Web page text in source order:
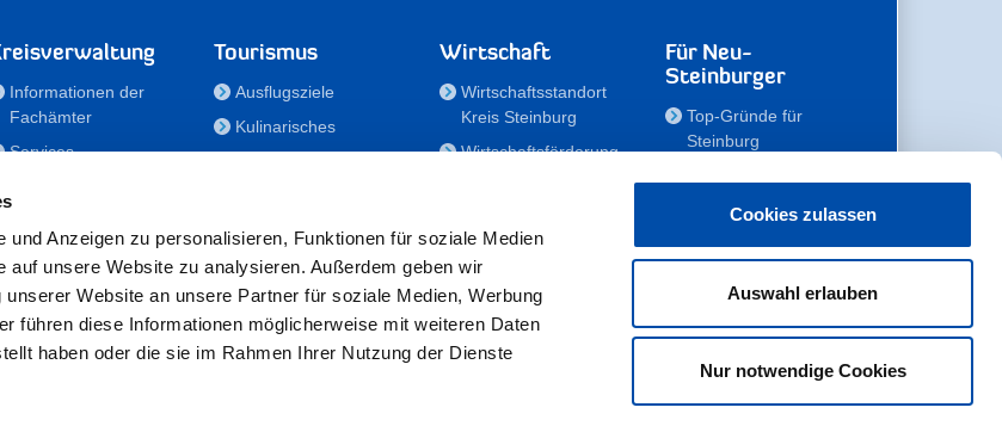
und Anzeigen zu personalisieren, Funktionen für soziale Medien
auf unsere Website zu analysieren. Außerdem geben wir
Website an unsere Partner für soziale Medien, Werbung
führen diese Informationen möglicherweise mit weiteren Daten
haben oder die sie im Rahmen Ihrer Nutzung der Dienste
Cookies zulassen
Auswahl erlauben
Nur notwendige Cookies
Informationen der
Fachämter
Services
Nachwuchskräfte
Notdienste
Bekanntmachungen
Formulare/Downloads
RSS-Feeds
Tourismus
Ausflugsziele
Kulinarisches
Veranstaltungen
Wirtschaft
Wirtschaftsstandort
Kreis Steinburg
Wirtschaftsförderung
Zahlen, Daten,
Fakten
Gewerbeflächen
Für Neu-
Steinburger
Top-Gründe für
Steinburg
Meine Immobilie
Erholen